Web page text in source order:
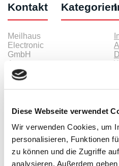
Diese Webseite verwendet
Wir verwenden Cookies, um
personalisieren, Funktionen
zu können und die Zugriffe
analysieren. Außerdem
Kontakt
Meilhaus
Electronic
GmbH
Am
Sonnenlicht 2
82239 Alling
sales@meilhaus.de
Kategorien
* Alle Preise inkl. MwSt. |zzgl.
Shopsoftware CosmoShop